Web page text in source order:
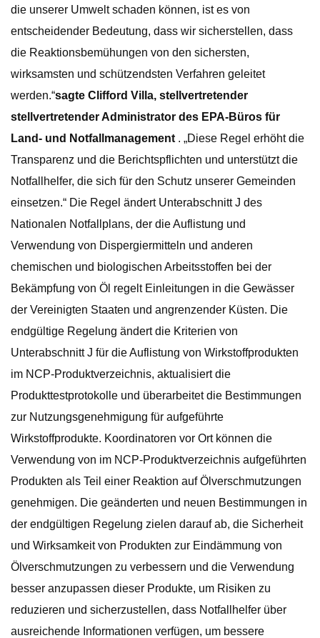
die unserer Umwelt schaden können, ist es von
entscheidender Bedeutung, dass wir sicherstellen, dass
die Reaktionsbemühungen von den sichersten,
wirksamsten und schützendsten Verfahren geleitet
werden.“sagte Clifford Villa, stellvertretender
stellvertretender Administrator des EPA-Büros für
Land- und Notfallmanagement . „Diese Regel erhöht die
Transparenz und die Berichtspflichten und unterstützt die
Notfallhelfer, die sich für den Schutz unserer Gemeinden
einsetzen.“ Die Regel ändert Unterabschnitt J des
Nationalen Notfallplans, der die Auflistung und
Verwendung von Dispergiermitteln und anderen
chemischen und biologischen Arbeitsstoffen bei der
Bekämpfung von Öl regelt Einleitungen in die Gewässer
der Vereinigten Staaten und angrenzender Küsten. Die
endgültige Regelung ändert die Kriterien von
Unterabschnitt J für die Auflistung von Wirkstoffprodukten
im NCP-Produktverzeichnis, aktualisiert die
Produkttestprotokolle und überarbeitet die Bestimmungen
zur Nutzungsgenehmigung für aufgeführte
Wirkstoffprodukte. Koordinatoren vor Ort können die
Verwendung von im NCP-Produktverzeichnis aufgeführten
Produkten als Teil einer Reaktion auf Ölverschmutzungen
genehmigen. Die geänderten und neuen Bestimmungen in
der endgültigen Regelung zielen darauf ab, die Sicherheit
und Wirksamkeit von Produkten zur Eindämmung von
Ölverschmutzungen zu verbessern und die Verwendung
besser anzupassen dieser Produkte, um Risiken zu
reduzieren und sicherzustellen, dass Notfallhelfer über
ausreichende Informationen verfügen, um bessere